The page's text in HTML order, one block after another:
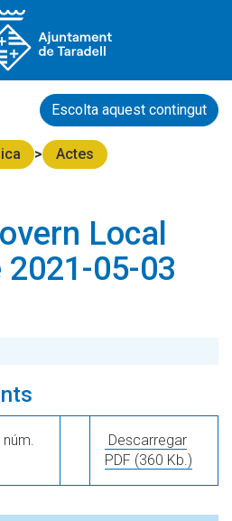
Escolta aquest contingut
Actes
Local
2021-05-03
Descarregar
PDF (360 Kb.)